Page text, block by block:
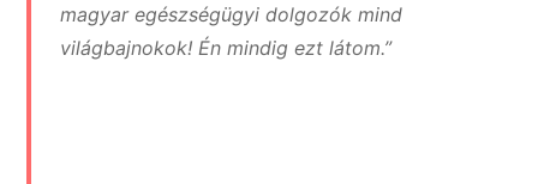
magyar egészségügyi dolgozók mind
világbajnokok! Én mindig ezt látom.”